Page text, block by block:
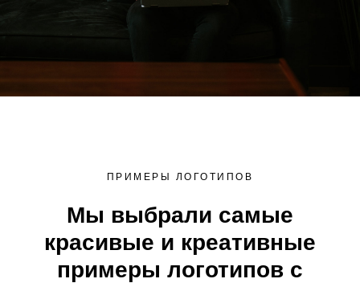
ПРИМЕРЫ ЛОГОТИПОВ
Мы выбрали самые
красивые и креативные
примеры логотипов с